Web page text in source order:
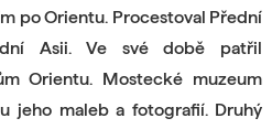
po Orientu. Procestoval Přední
Asii. Ve své době patřil
Orientu. Mostecké muzeum
jeho maleb a fotografií. Druhý